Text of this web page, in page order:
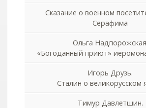
Сказание о военном
Серафима
Ольга
«Богоданный приют»
Игорь Друзь.
Сталин о великорусском
Тимур Давлетшин.